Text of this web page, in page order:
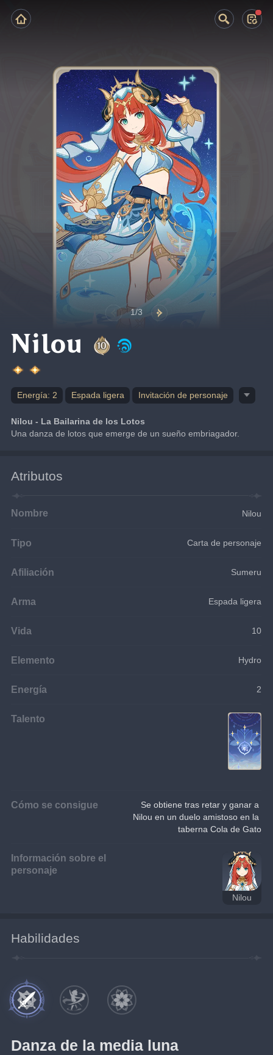
1/3
Nilou
Energía: 2 Espada ligera Invitación de personaje
Nilou - La Bailarina de los Lotos
Una danza de lotos que emerge de un sueño embriagador.
Atributos
Nombre Nilou
Tipo Carta de personaje
Afiliación Sumeru
Arma Espada ligera
Vida 10
Elemento Hydro
Energía 2
Talento
Cómo se consigue
Se obtiene tras retar y ganar a
Nilou en un duelo amistoso en la
taberna Cola de Gato
Información sobre el
personaje
Nilou
Habilidades
Danza de la media luna